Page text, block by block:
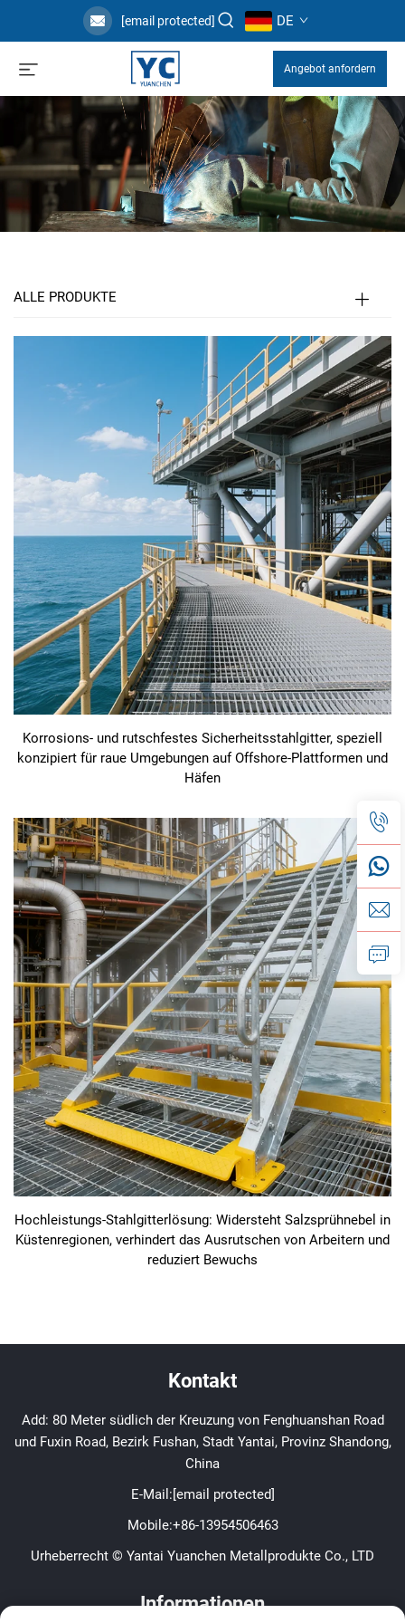
[email protected] DE
Angebot anfordern
ALLE PRODUKTE
Korrosions- und rutschfestes Sicherheitsstahlgitter, speziell
konzipiert für raue Umgebungen auf Offshore-Plattformen und
Häfen
Hochleistungs-Stahlgitterlösung: Widersteht Salzsprühnebel in
Küstenregionen, verhindert das Ausrutschen von Arbeitern und
reduziert Bewuchs
Kontakt
Add: 80 Meter südlich der Kreuzung von Fenghuanshan Road
und Fuxin Road, Bezirk Fushan, Stadt Yantai, Provinz Shandong,
China
E-Mail:[email protected]
Mobile:+86-13954506463
Urheberrecht © Yantai Yuanchen Metallprodukte Co., LTD
Informationen